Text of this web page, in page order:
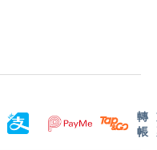
轉
帳